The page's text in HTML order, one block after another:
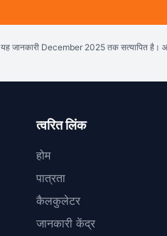
यह जानकारी December 2025 तक सत्यापित
त्वरित लिंक
होम
पात्रता
कैलकुलेटर
जानकारी केंद्र